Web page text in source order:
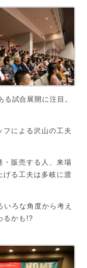
る試合展開に注目。
フによる沢山の工夫
・販売する人、来場
げる工夫は多岐に渡
ろな角度から考え
るかも!?